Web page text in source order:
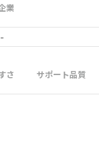
業
-
さ サポート品質